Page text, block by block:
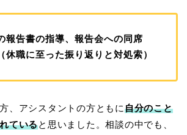
報告書の指導、報告会への同席
休職に至った振り返りと対処索）
、アシスタントの方ともに自分のこと
ていると思いました。相談の中でも、